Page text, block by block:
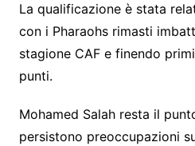
La qualificazione è stata
con i Pharaohs rimasti
stagione CAF e finendo
punti.
Mohamed Salah resta il
persistono preoccupazioni